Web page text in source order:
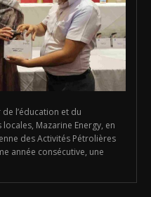
l’éducation et du
Mazarine Energy, en
des Activités Pétrolières
année consécutive, une